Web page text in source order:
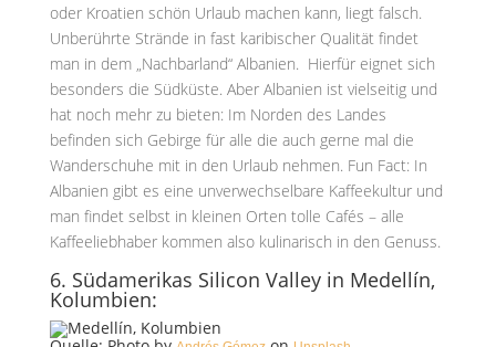
oder Kroatien schön Urlaub machen kann, liegt falsch.
Unberührte Strände in fast karibischer Qualität findet
man in dem „Nachbarland“ Albanien. Hierfür eignet sich
besonders die Südküste. Aber Albanien ist vielseitig und
hat noch mehr zu bieten: Im Norden des Landes
befinden sich Gebirge für alle die auch gerne mal die
Wanderschuhe mit in den Urlaub nehmen. Fun Fact: In
Albanien gibt es eine unverwechselbare Kaffeekultur und
man findet selbst in kleinen Orten tolle Cafés – alle
Kaffeeliebhaber kommen also kulinarisch in den Genuss.
6. Südamerikas Silicon Valley in Medellín,
Kolumbien: